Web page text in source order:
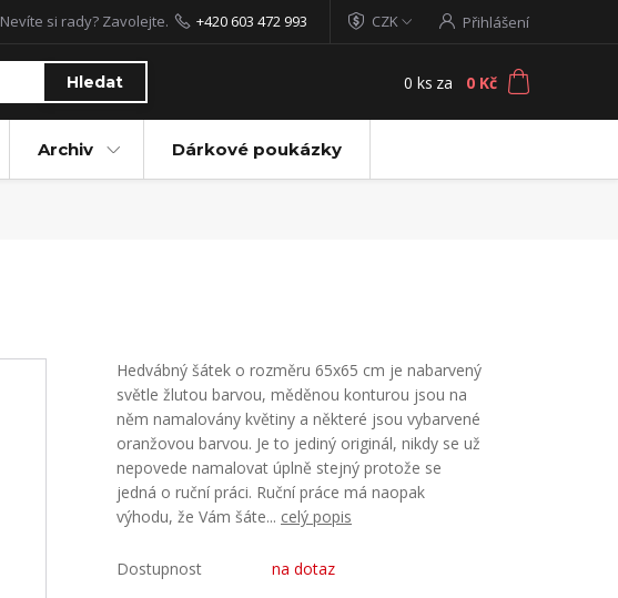
CZK Přihlášení
Hledat
Nevíte si rady? Zavolejte. +420 603 472 993
0 ks za 0 Kč
Archiv Dárkové poukázky
Hedvábný šátek o rozměru 65x65 cm je nabarvený
světle žlutou barvou, měděnou konturou jsou na
něm namalovány květiny a některé jsou vybarvené
oranžovou barvou. Je to jediný originál, nikdy se už
nepovede namalovat úplně stejný protože se
jedná o ruční práci. Ruční práce má naopak
výhodu, že Vám šáte... celý popis
Dostupnost na dotaz